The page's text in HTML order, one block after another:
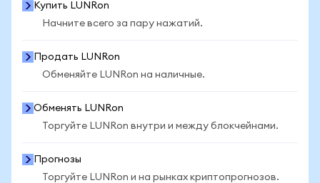
Купить LUNRon
Начните всего за пару нажатий.
Продать LUNRon
Обменяйте LUNRon на наличные.
Обменять LUNRon
Торгуйте LUNRon внутри и между блокчейнами.
Прогнозы
Торгуйте LUNRon и на рынках криптопрогнозов.